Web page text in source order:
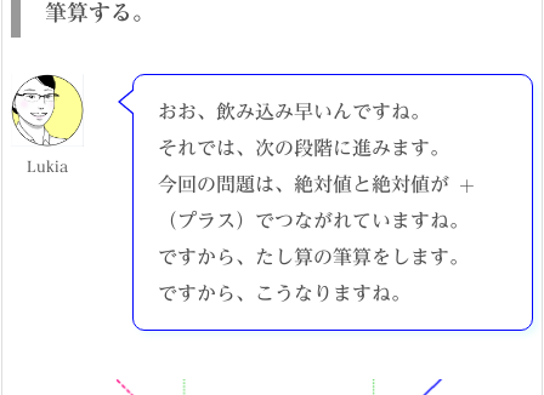
筆算する。
Lukia
おお、飲み込み早いんですね。
それでは、次の段階に進みます。
今回の問題は、絶対値と絶対値が
（プラス）でつながれていますね。
ですから、たし算の筆算をします。
ですから、こうなりますね。